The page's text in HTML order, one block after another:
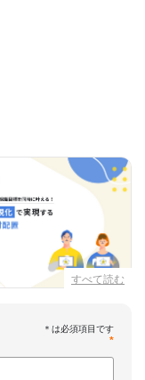
すべて読む
*